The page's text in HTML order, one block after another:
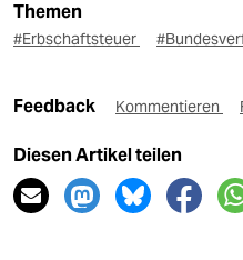
Themen
#Erbschaftsteuer
Feedback Kommentieren
Diesen Artikel teilen